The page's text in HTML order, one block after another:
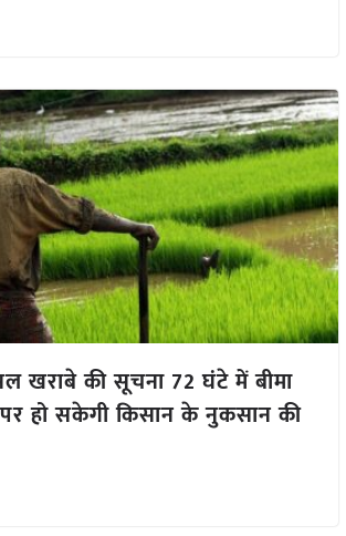
खराबे की सूचना 72 घंटे में बीमा
हो सकेगी किसान के नुकसान की